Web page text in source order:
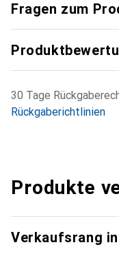
Fragen zum
30 Tage
Rückgaberichtlinien
Produkte
Verkaufsrang